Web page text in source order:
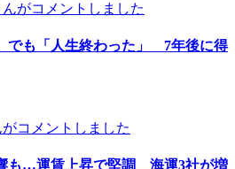
がコメントしました
でも「人生終わった」 7年後に得
コメントしました
も…運賃上昇で堅調 海運3社が増